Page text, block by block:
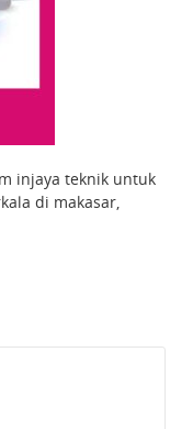
injaya teknik untuk
di makasar,